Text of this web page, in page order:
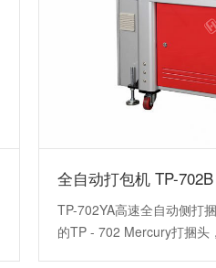
全自动打包机 TP-
TP-702YA高速全自动侧打
的TP - 702 Mercury打捆头